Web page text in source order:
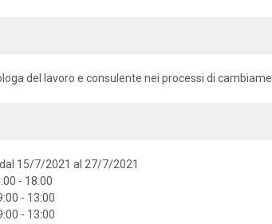
del lavoro e consulente nei processi di
15/7/2021 al 27/7/2021
- 18:00
- 13:00
- 13:00